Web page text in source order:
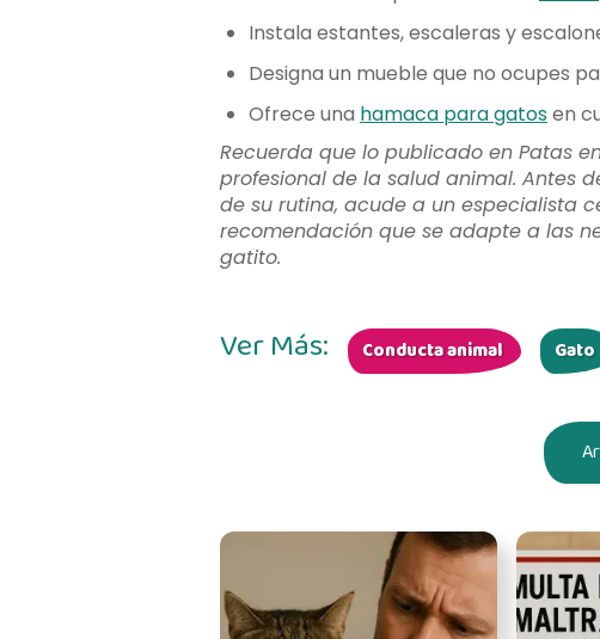
Instala estantes, escaleras y
Designa un mueble que no ocupes
Ofrece una hamaca para gatosen
Recuerda que lo publicado en Patas
profesional de la salud animal. Antes
de su rutina, acude a un especialista
recomendación que se adapte a las
gatito.
Ver Más: Conducta animal Gato